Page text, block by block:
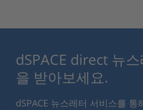
dSPACE direct 뉴
을 받아보세요.
dSPACE 뉴스레터 서비스를